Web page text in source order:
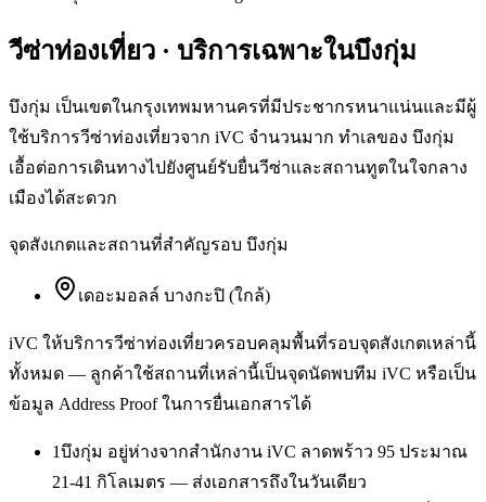
วีซ่าท่องเที่ยว · บริการเฉพาะในบึงกุ่ม
บึงกุ่ม เป็นเขตในกรุงเทพมหานครที่มีประชากรหนาแน่นและมีผู้
ใช้บริการวีซ่าท่องเที่ยวจาก iVC จำนวนมาก ทำเลของ บึงกุ่ม
เอื้อต่อการเดินทางไปยังศูนย์รับยื่นวีซ่าและสถานทูตในใจกลาง
เมืองได้สะดวก
จุดสังเกตและสถานที่สำคัญรอบ บึงกุ่ม
เดอะมอลล์ บางกะปิ (ใกล้)
iVC ให้บริการวีซ่าท่องเที่ยวครอบคลุมพื้นที่รอบจุดสังเกตเหล่านี้
ทั้งหมด — ลูกค้าใช้สถานที่เหล่านี้เป็นจุดนัดพบทีม iVC หรือเป็น
ข้อมูล Address Proof ในการยื่นเอกสารได้
1บึงกุ่ม อยู่ห่างจากสำนักงาน iVC ลาดพร้าว 95 ประมาณ
21-41 กิโลเมตร — ส่งเอกสารถึงในวันเดียว